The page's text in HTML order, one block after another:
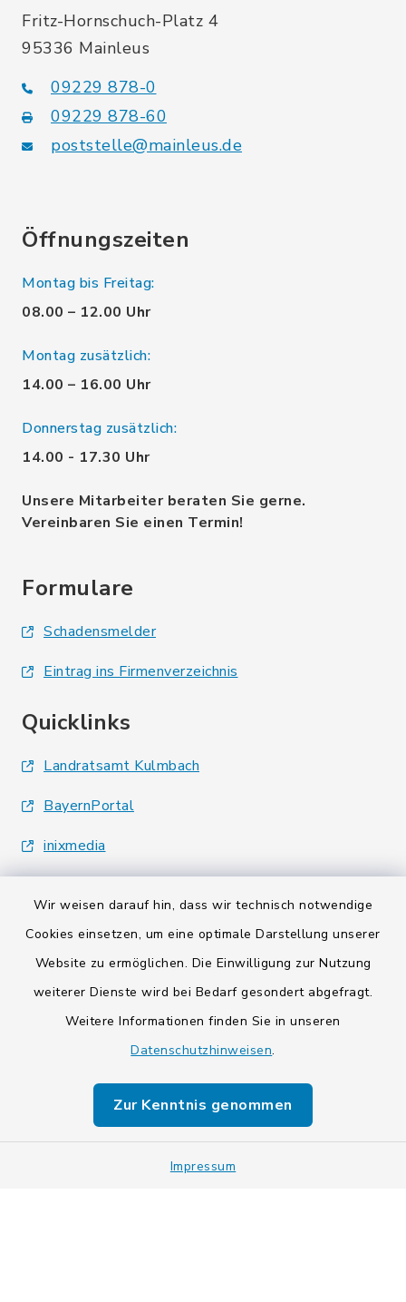
Wir weisen darauf hin, dass wir technisch notwendige
Cookies einsetzen, um eine optimale Darstellung unserer
Website zu ermöglichen. Die Einwilligung zur Nutzung
weiterer Dienste wird bei Bedarf gesondert abgefragt.
Weitere Informationen finden Sie in unseren
Datenschutzhinweisen.
Zur Kenntnis genommen
Impressum
Fritz-Hornschuch-Platz 4
95336 Mainleus
09229 878-0
09229 878-60
poststelle@mainleus.de
Öffnungszeiten
Montag bis Freitag:
08.00 – 12.00 Uhr
Montag zusätzlich:
14.00 – 16.00 Uhr
Donnerstag zusätzlich:
14.00 - 17.30 Uhr
Unsere Mitarbeiter beraten Sie gerne.
Vereinbaren Sie einen Termin!
Formulare
Schadensmelder
Eintrag ins Firmenverzeichnis
Quicklinks
Landratsamt Kulmbach
BayernPortal
inixmedia
Barrierefreiheit
Impressum
Sitemap